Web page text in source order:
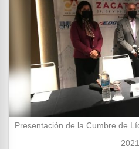
Presentación de la Cumbre de
2021.